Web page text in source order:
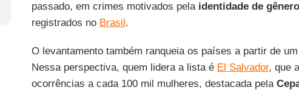
passado, em crimes motivados pela identidade de gênero
registrados no Brasil.
O levantamento também ranqueia os países a partir de
Nessa perspectiva, quem lidera a lista é El Salvador, que
ocorrências a cada 100 mil mulheres, destacada pela